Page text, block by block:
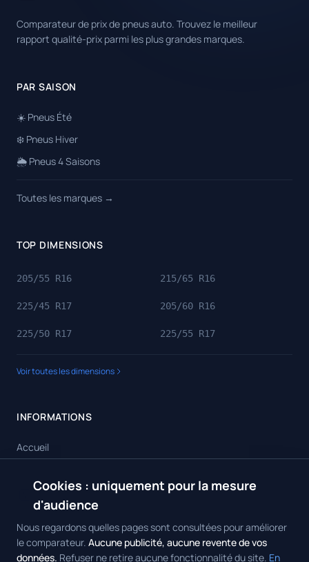
Comparateur de prix de pneus auto. Trouvez le meilleur
rapport qualité-prix parmi les plus grandes marques.
PAR SAISON
☀️ Pneus Été
❄️ Pneus Hiver
🌦️ Pneus 4 Saisons
Toutes les marques →
TOP DIMENSIONS
205/55 R16 215/65 R16
225/45 R17 205/60 R16
225/50 R17 225/55 R17
Voir toutes les dimensions
INFORMATIONS
Accueil
Toutes les marques
Contact
Cookies : uniquement pour la mesure
d'audience
Nous regardons quelles pages sont consultées pour améliorer
le comparateur. Aucune publicité, aucune revente de vos
données. Refuser ne retire aucune fonctionnalité du site. En